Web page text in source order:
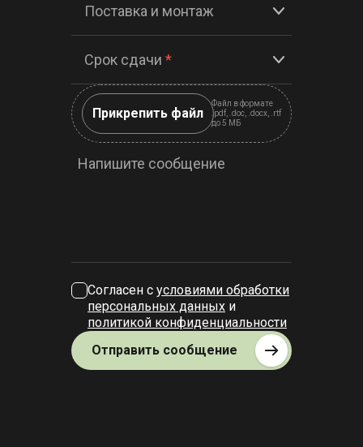
Поставка и монтаж
Срок сдачи *
Прикрепить файл
Файл в формате
.pdf, .doc, .docx, .rtf
до 5 МБ
Напишите сообщение
Согласен с условиями обработки
персональных данных и
политикой конфиденциальности
Отправить сообщение